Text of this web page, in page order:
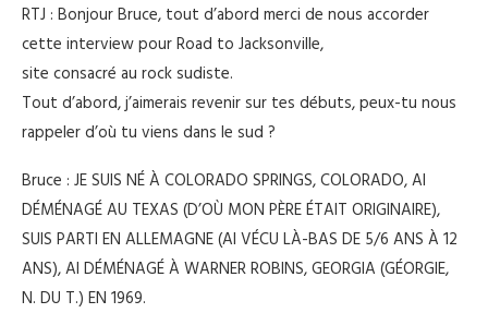
RTJ : Bonjour Bruce, tout d’abord merci de nous accorder
cette interview pour Road to Jacksonville,
site consacré au rock sudiste.
Tout d’abord, j’aimerais revenir sur tes débuts, peux-tu nous
rappeler d’où tu viens dans le sud ?
Bruce : JE SUIS NÉ À COLORADO SPRINGS, COLORADO, AI
DÉMÉNAGÉ AU TEXAS (D’OÙ MON PÈRE ÉTAIT ORIGINAIRE),
SUIS PARTI EN ALLEMAGNE (AI VÉCU LÀ-BAS DE 5/6 ANS À 12
ANS), AI DÉMÉNAGÉ À WARNER ROBINS, GEORGIA (GÉORGIE,
N. DU T.) EN 1969.